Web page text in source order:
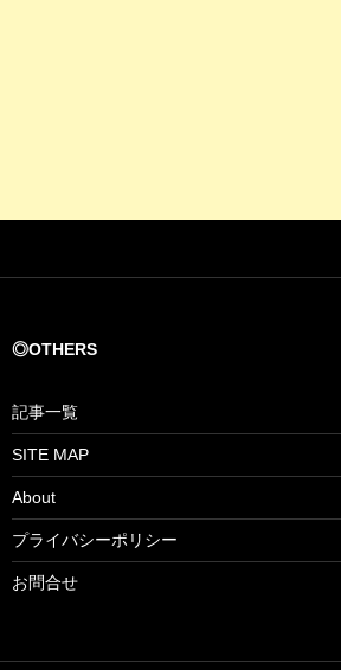
◎OTHERS
記事一覧
SITE MAP
About
プライバシーポリシー
お問合せ